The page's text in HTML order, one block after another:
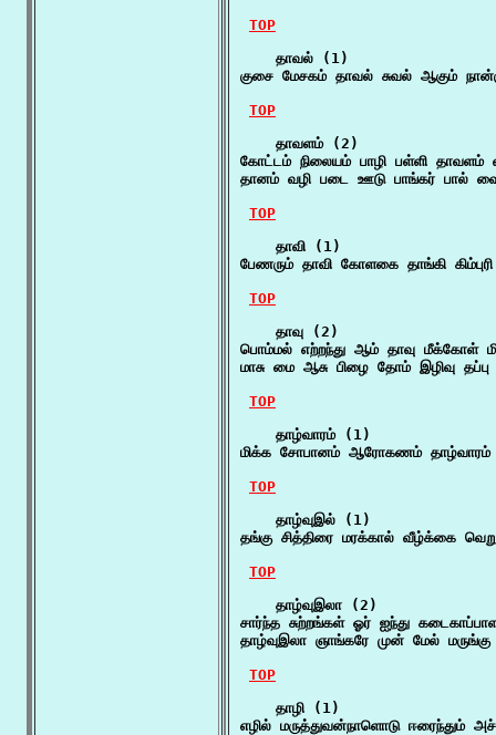
TOP
    தாவல் (1)
குசை மேசகம் தாவல் சுவல் ஆகும்
TOP
    தாவளம் (2)
கோட்டம் நிலையம் பாழி பள்ளி தாவளம்
தானம் வழி படை ஊடு பாங்கர் பால்
TOP
    தாவி (1)
பேணரும் தாவி கோளகை தாங்கி
TOP
    தாவு (2)
பொம்மல் எற்றந்து ஆம் தாவு மீக்கோள்
மாசு மை ஆசு பிழை தோம் இழிவு
TOP
    தாழ்வாரம் (1)
மிக்க சோபானம் ஆரோகணம்
TOP
    தாழ்வுஇல் (1)
தங்கு சித்திரை மரக்கால் வீழ்க்கை
TOP
    தாழ்வுஇலா (2)
சார்ந்த சுற்றங்கள் ஓர் ஐந்து
தாழ்வுஇலா ஞாங்கரே முன் மேல்
TOP
    தாழி (1)
எழில் மருத்துவன்நாளொடு ஈரைந்தும்